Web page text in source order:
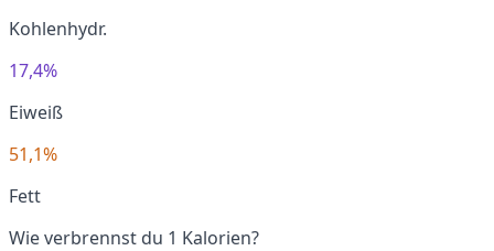
Kohlenhydr.
17,4%
Eiweiß
51,1%
Fett
Wie verbrennst du 1 Kalorien?